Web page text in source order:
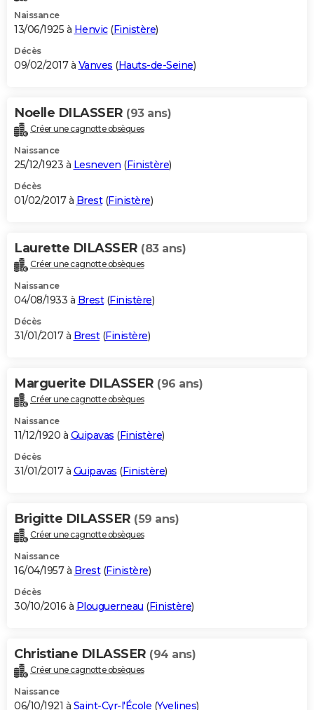
Naissance
13/06/1925 à Henvic(Finistère)
Décès
09/02/2017 à Vanves (Hauts-de-Seine)
Noelle DILASSER (93 ans)
Créer une cagnotte obsèques
Naissance
25/12/1923 à Lesneven (Finistère)
Décès
01/02/2017 à Brest(Finistère)
Laurette DILASSER (83 ans)
Créer une cagnotte obsèques
Naissance
04/08/1933 à Brest(Finistère)
Décès
31/01/2017 à Brest(Finistère)
Marguerite DILASSER (96 ans)
Créer une cagnotte obsèques
Naissance
11/12/1920 à Guipavas (Finistère)
Décès
31/01/2017 à Guipavas (Finistère)
Brigitte DILASSER (59 ans)
Créer une cagnotte obsèques
Naissance
16/04/1957 à Brest(Finistère)
Décès
30/10/2016 à Plouguerneau (Finistère)
Christiane DILASSER (94 ans)
Créer une cagnotte obsèques
Naissance
06/10/1921 à Saint-Cyr-l'École (Yvelines)